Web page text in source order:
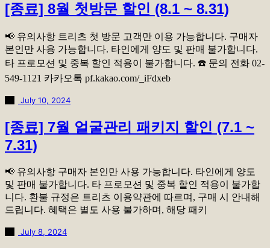
[종료] 8월 첫방문 할인 (8.1 ~ 8.31)
📢 유의사항 트리츠 첫 방문 고객만 이용 가능합니다. 구매자
본인만 사용 가능합니다. 타인에게 양도 및 판매 불가합니다.
타 프로모션 및 중복 할인 적용이 불가합니다. ☎️ 문의 전화 02-
549-1121 카카오톡 pf.kakao.com/_iFdxeb
July 10, 2024
[종료] 7월 얼굴관리 패키지 할인 (7.1 ~
7.31)
📢 유의사항 구매자 본인만 사용 가능합니다. 타인에게 양도
및 판매 불가합니다. 타 프로모션 및 중복 할인 적용이 불가합
니다. 환불 규정은 트리츠 이용약관에 따르며, 구매 시 안내해
드립니다. 혜택은 별도 사용 불가하며, 해당 패키
July 8, 2024